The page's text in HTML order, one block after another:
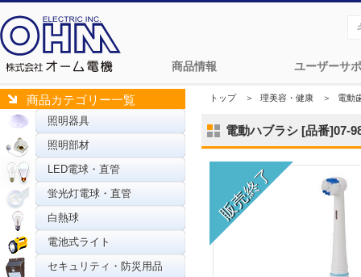
商品情報 ユーザーサ
商品カテゴリー一覧
照明器具
照明部材
LED電球・直管
蛍光灯電球・直管
白熱球
電池式ライト
セキュリティ・防災用品
トップ＞ 理美容・健康 ＞ 電動
電動ハブラシ [品番]07-